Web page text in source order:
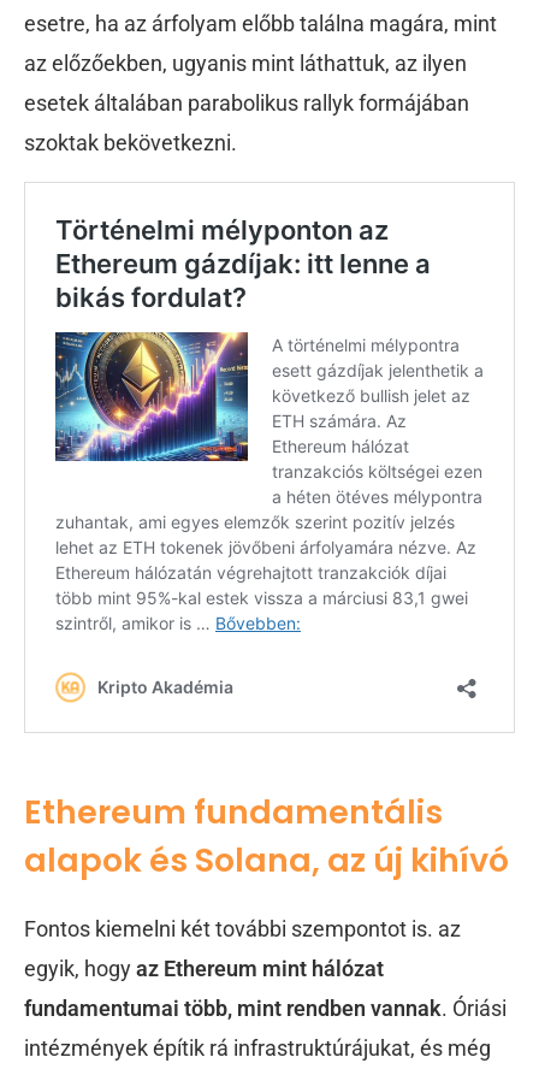
esetre, ha az árfolyam előbb találna magára, mint
az előzőekben, ugyanis mint láthattuk, az ilyen
esetek általában parabolikus rallyk formájában
szoktak bekövetkezni.
Ethereum fundamentális
alapok és Solana, az új kihívó
Fontos kiemelni két további szempontot is. az
egyik, hogyaz Ethereum mint hálózat
fundamentumai több, mint rendben vannak. Óriási
intézmények építik rá infrastruktúrájukat, és még